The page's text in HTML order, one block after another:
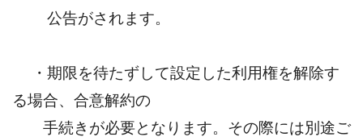
公告がされます。
・期限を待たずして設定した利用権を解除す
る場合、合意解約の
手続きが必要となります。その際には別途ご